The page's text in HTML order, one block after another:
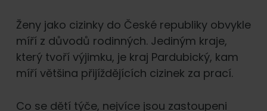
Ženy jako cizinky do České republiky obvykle
míří z důvodů rodinných. Jediným kraje,
který tvoří výjimku, je kraj Pardubický, kam
míří většina přijíždějících cizinek za prací.
Co se dětí týče, nejvíce jsou zastoupeni